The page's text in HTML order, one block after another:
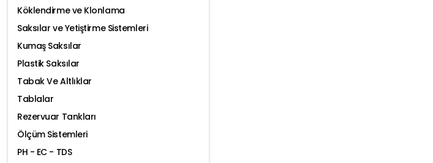
Köklendirme ve Klonlama
Saksılar ve Yetiştirme Sistemleri
Kumaş Saksılar
Plastik Saksılar
Tabak Ve Altlıklar
Tablalar
Rezervuar Tankları
Ölçüm Sistemleri
PH - EC - TDS